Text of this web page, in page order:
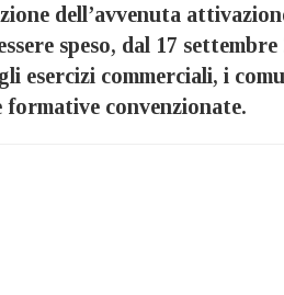
dell’avvenuta
speso, dal 17
esercizi commerciali, i
formative convenzionate.